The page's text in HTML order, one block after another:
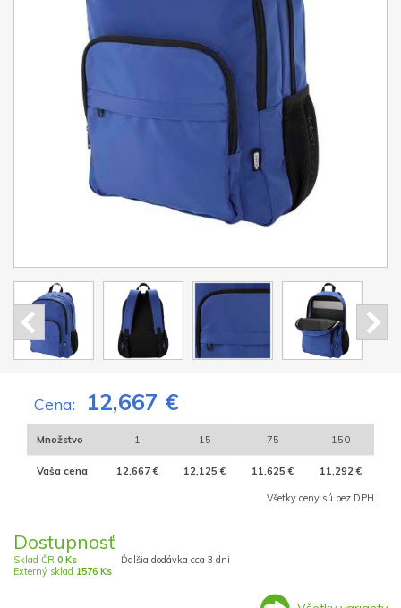
Cena: 12,667 €
Množstvo 1 15 75 150
Vaša cena 12,667 € 12,125 € 11,625 € 11,292 €
Všetky ceny sú bez DPH
Dostupnosť
Sklad ČR 0 Ks
Externý sklad 1576 Ks
Ďalšia dodávka cca 3 dni